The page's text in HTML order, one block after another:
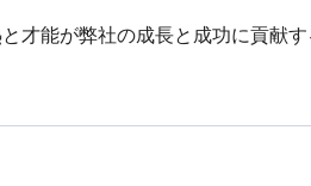
才能が弊社の成長と成功に貢献